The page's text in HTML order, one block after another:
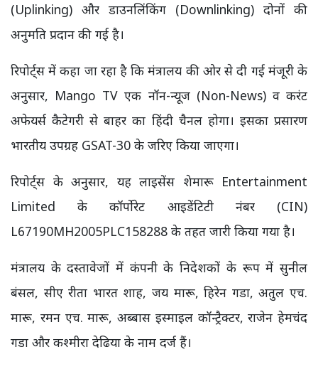
(Uplinking) और डाउनलिंकिंग (Downlinking) दोनों की
अनुमति प्रदान की गई है।
रिपोर्ट्स में कहा जा रहा है कि मंत्रालय की ओर से दी गई मंजूरी के
अनुसार, Mango TV एक नॉन-न्यूज (Non-News) व करंट
अफेयर्स कैटेगरी से बाहर का हिंदी चैनल होगा। इसका प्रसारण
भारतीय उपग्रह GSAT-30 के जरिए किया जाएगा।
रिपोर्ट्स के अनुसार, यह लाइसेंस शेमारू Entertainment
Limited के कॉर्पोरेट आइडेंटिटी नंबर (CIN)
L67190MH2005PLC158288 के तहत जारी किया गया है।
मंत्रालय के दस्तावेजों में कंपनी के निदेशकों के रूप में सुनील
बंसल, सीए रीता भारत शाह, जय मारू, हिरेन गडा, अतुल एच.
मारू, रमन एच. मारू, अब्बास इस्माइल कॉन्ट्रैक्टर, राजेन हेमचंद
गडा और कश्मीरा देढिया के नाम दर्ज हैं।